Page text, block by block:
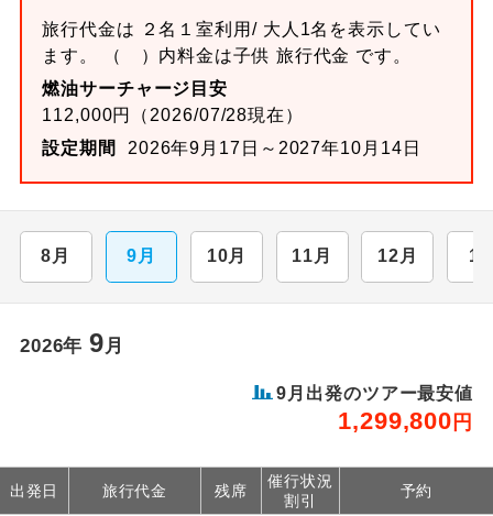
旅行代金は ２名１室利用/ 大人1名を表示してい
ます。 （ ）内料金は子供 旅行代金 です。
燃油サーチャージ目安
112,000円（2026/07/28現在）
設定期間
2026年9月17日～2027年10月14日
8月 9月 10月 11月 12月 1
2026年 9月
9月出発のツアー最安値
1,299,800 円
出発日 旅行代金 残席
催行状況
割引
予約